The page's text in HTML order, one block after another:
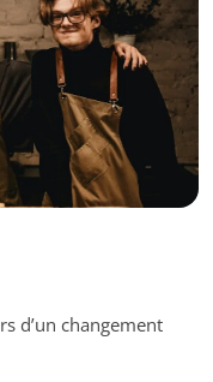
d’un changement